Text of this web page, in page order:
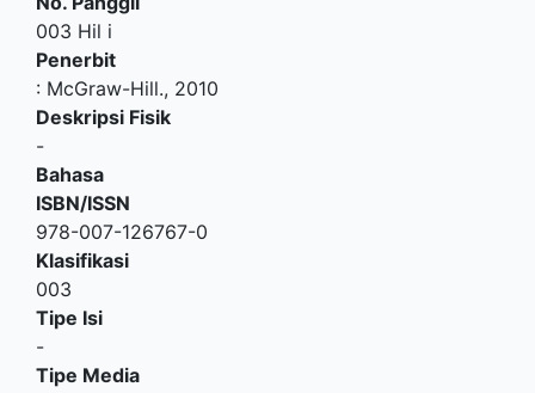
003 Hil i
Penerbit
: McGraw-Hill., 2010
Deskripsi Fisik
-
Bahasa
ISBN/ISSN
978-007-126767-0
Klasifikasi
003
Tipe Isi
-
Tipe Media